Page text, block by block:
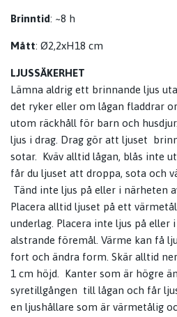
Brinntid: ~8 h
Mått: Ø2,2xH18 cm
LJUSSÄKERHET
Lämna aldrig ett brinnande ljus
det ryker eller om lågan fladdrar
utom räckhåll för barn och
ljus i drag. Drag gör att ljuset
sotar. Kväv alltid lågan, blås inte
får du ljuset att droppa, sota och
Tänd inte ljus på eller i närheten
Placera alltid ljuset på ett
underlag. Placera inte ljus på eller
alstrande föremål. Värme kan få
fort och ändra form. Skär alltid
1 cm höjd. Kanter som är högre
syretillgången till lågan och får
en ljushållare som är värmetålig